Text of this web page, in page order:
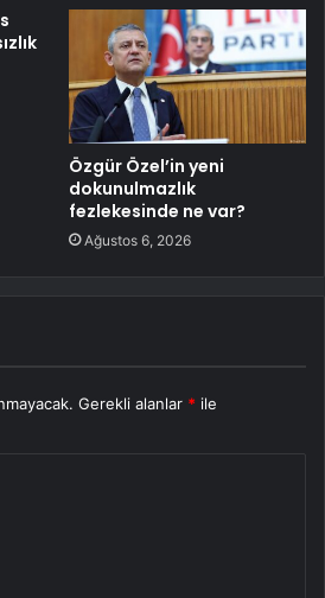
Özgür Özel’in yeni
dokunulmazlık
fezlekesinde ne var?
Ağustos 6, 2026
Gerekli alanlar * ile